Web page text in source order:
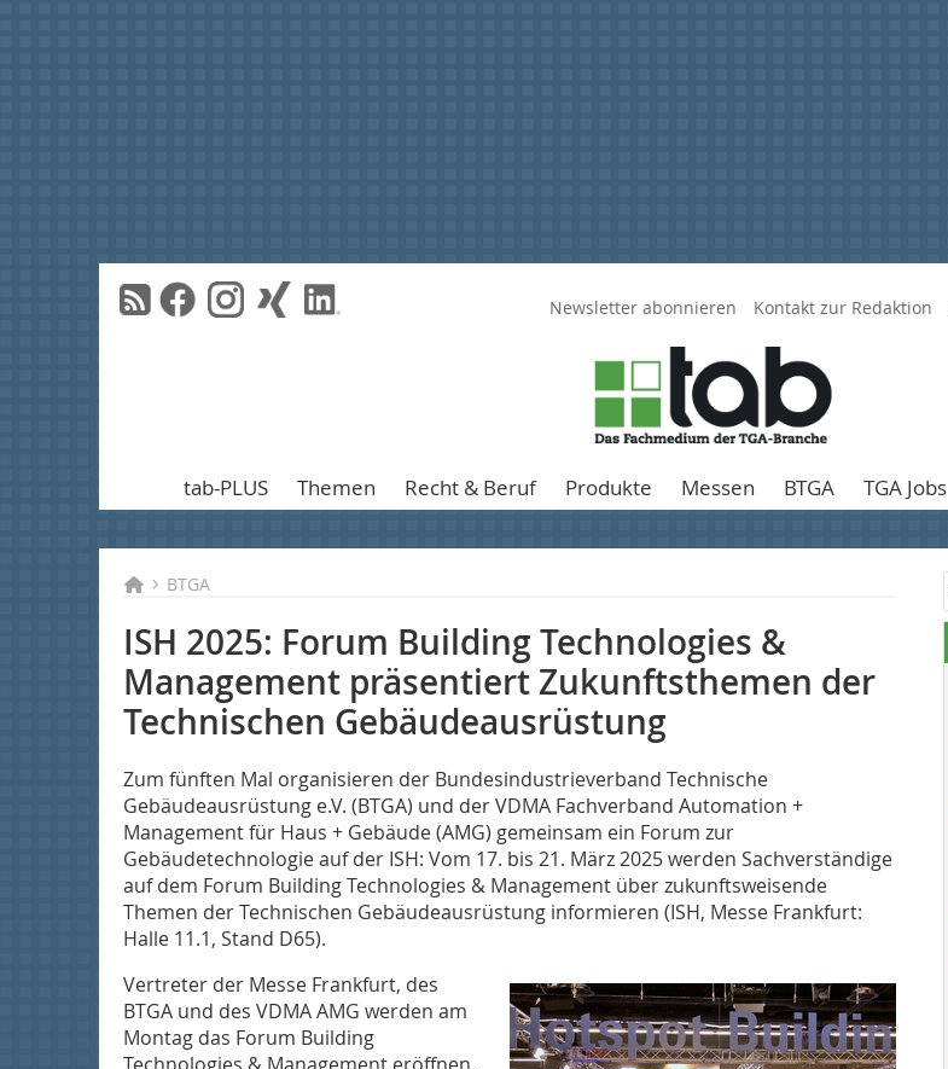
Newsletter abonnieren Kontakt zur Redaktion
tab-PLUS Themen Recht & Beruf Produkte Messen BTGA TGA Jobs
BTGA
ISH 2025: Forum Building Technologies &
Management präsentiert Zukunftsthemen der
Technischen Gebäudeausrüstung
Zum fünften Mal organisieren der Bundesindustrieverband Technische
Gebäudeausrüstung e.V. (BTGA) und der VDMA Fachverband Automation +
Management für Haus + Gebäude (AMG) gemeinsam ein Forum zur
Gebäudetechnologie auf der ISH: Vom 17. bis 21. März 2025 werden Sachverständige
auf dem Forum Building Technologies & Management über zukunftsweisende
Themen der Technischen Gebäudeausrüstung informieren (ISH, Messe Frankfurt:
Halle 11.1, Stand D65).
Vertreter der Messe Frankfurt, des
BTGA und des VDMA AMG werden am
Montag das Forum Building